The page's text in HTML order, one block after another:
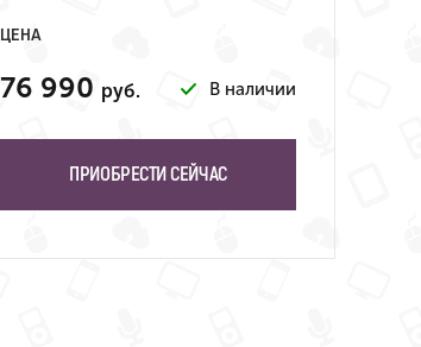
ЦЕНА
76 990 руб. В наличии
ПРИОБРЕСТИ СЕЙЧАС